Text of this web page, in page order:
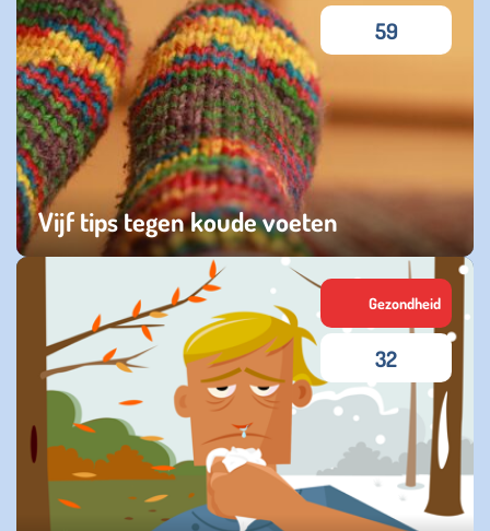
Vijf tips tegen koude voeten
dinsdag 09 december 2025
59
Gezondheid
32